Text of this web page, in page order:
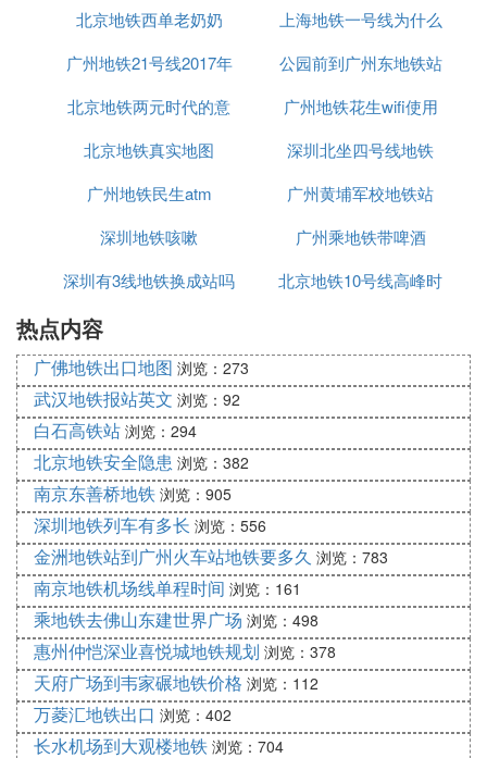
北京地铁西单老奶奶
上海地铁一号线为什么
那么挤
广州地铁21号线2017年
开通
公园前到广州东地铁站
北京地铁两元时代的意
义
广州地铁花生wifi使用
北京地铁真实地图
深圳北坐四号线地铁
广州地铁民生atm
广州黄埔军校地铁站
深圳地铁咳嗽
广州乘地铁带啤酒
深圳有3线地铁换成站吗
北京地铁10号线高峰时
热点内容
广佛地铁出口地图 浏览：273
武汉地铁报站英文 浏览：92
白石高铁站 浏览：294
北京地铁安全隐患 浏览：382
南京东善桥地铁 浏览：905
深圳地铁列车有多长 浏览：556
金洲地铁站到广州火车站地铁要多久 浏览：783
南京地铁机场线单程时间 浏览：161
乘地铁去佛山东建世界广场 浏览：498
惠州仲恺深业喜悦城地铁规划 浏览：378
天府广场到韦家碾地铁价格 浏览：112
万菱汇地铁出口 浏览：402
长水机场到大观楼地铁 浏览：704